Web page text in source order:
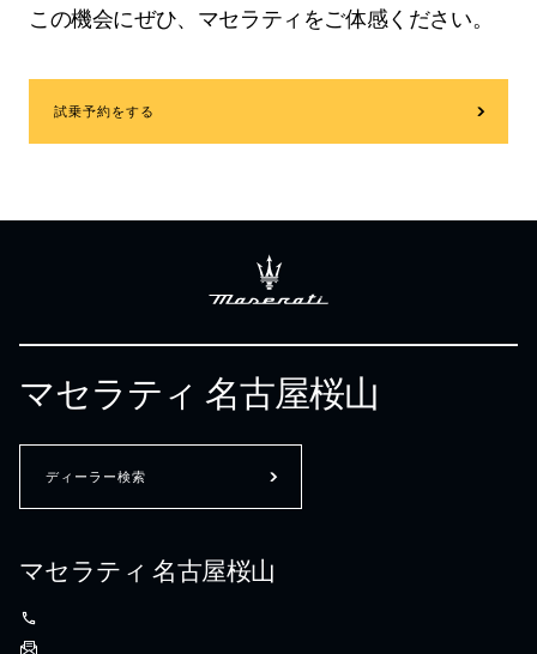
この機会にぜひ、マセラティをご体感ください。
試乗予約をする
マセラティ 名古屋桜山
ディーラー検索
マセラティ 名古屋桜山